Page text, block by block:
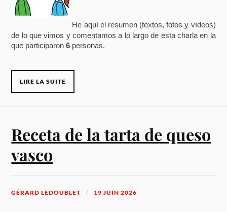
He aquí el resumen (textos, fotos y vídeos)
de lo que vimos y comentamos a lo largo de esta charla en la
que participaron6 personas.
LIRE LA SUITE
Receta de la tarta de queso
vasco
GÉRARD LEDOUBLET 19 JUIN 2026